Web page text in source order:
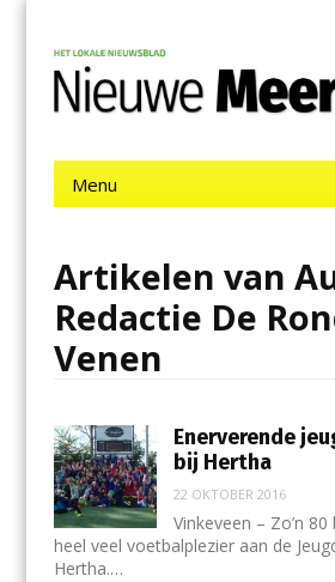
contentNieuwe
Menu
Artikelen van
Redactie De
Venen
Enerverende
bij Hertha
22 OKTOBER 2016
Vinkeveen – Zo’n
heel veel voetbalplezier aan de
Hertha.…